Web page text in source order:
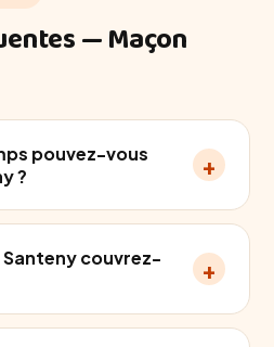
— Maçon
pouvez-vous
?
+
couvrez-
+